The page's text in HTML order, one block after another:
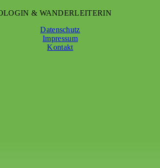
& WANDERLEITERIN
Datenschutz
Impressum
Kontakt